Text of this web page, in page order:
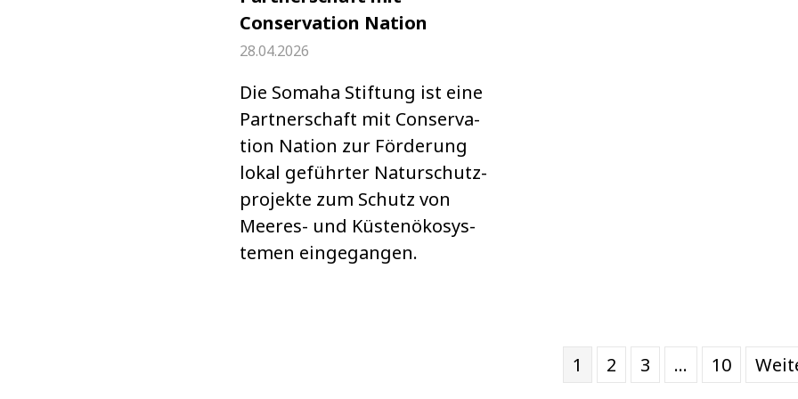
Conservation Nation
28.04.2026
Die Somaha Stif­tung ist eine
Part­ner­schaft mit Con­ser­va­
tion Nation zur För­de­rung
lokal geführ­ter Natur­schutz­
pro­jekte zum Schutz von
Mee­res- und Küs­ten­öko­sys­
te­men ein­ge­gan­gen.
1 2 3 … 10